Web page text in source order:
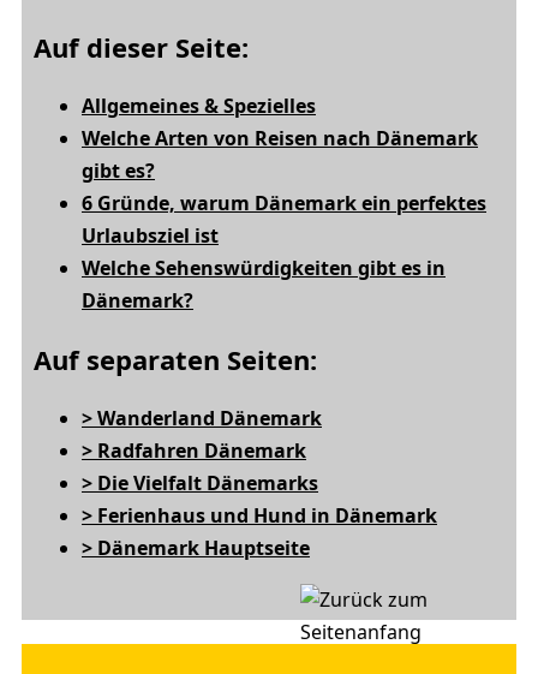
Auf dieser Seite:
Allgemeines & Spezielles
Welche Arten von Reisen nach Dänemark
gibt es?
6 Gründe, warum Dänemark ein perfektes
Urlaubsziel ist
Welche Sehenswürdigkeiten gibt es in
Dänemark?
Auf separaten Seiten:
> Wanderland Dänemark
> Radfahren Dänemark
> Die Vielfalt Dänemarks
> Ferienhaus und Hund in Dänemark
> Dänemark Hauptseite